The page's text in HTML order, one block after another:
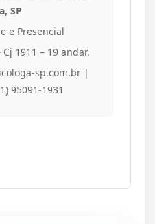
SP
e Presencial
1911 – 19 andar.
sp.com.br |
95091-1931